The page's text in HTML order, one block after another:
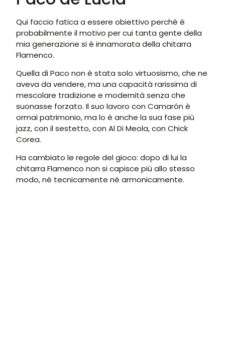
Qui faccio fatica a essere obiettivo perché è
probabilmente il motivo per cui tanta gente della
mia generazione si è innamorata della chitarra
Flamenco.
Quella di Paco non è stata solo virtuosismo, che ne
aveva da vendere, ma una capacità rarissima di
mescolare tradizione e modernità senza che
suonasse forzato. Il suo lavoro con Camarón è
ormai patrimonio, ma lo è anche la sua fase più
jazz, con il sestetto, con Al Di Meola, con Chick
Corea.
Ha cambiato le regole del gioco: dopo di lui la
chitarra Flamenco non si capisce più allo stesso
modo, né tecnicamente né armonicamente.